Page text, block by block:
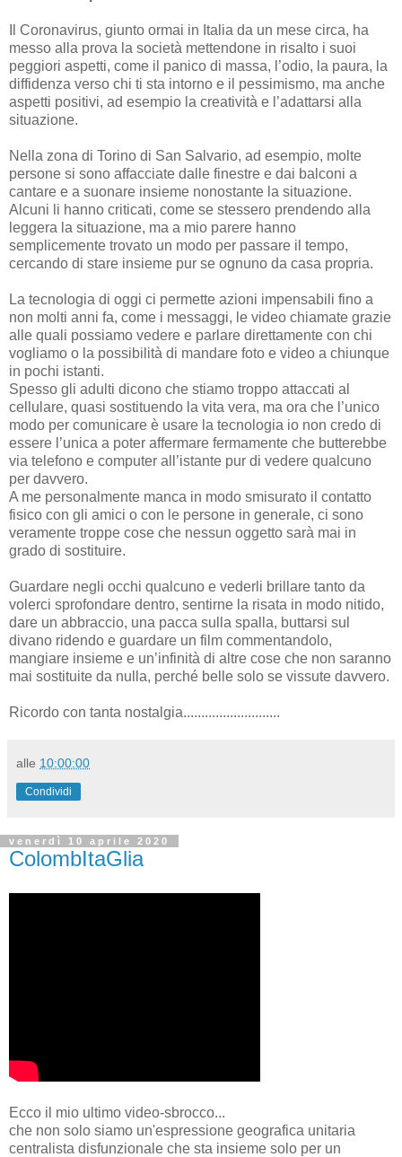
Il Coronavirus, giunto ormai in Italia da un mese circa, ha
messo alla prova la società mettendone in risalto i suoi
peggiori aspetti, come il panico di massa, l’odio, la paura, la
diffidenza verso chi ti sta intorno e il pessimismo, ma anche
aspetti positivi, ad esempio la creatività e l’adattarsi alla
situazione.
Nella zona di Torino di San Salvario, ad esempio, molte
persone si sono affacciate dalle finestre e dai balconi a
cantare e a suonare insieme nonostante la situazione.
Alcuni li hanno criticati, come se stessero prendendo alla
leggera la situazione, ma a mio parere hanno
semplicemente trovato un modo per passare il tempo,
cercando di stare insieme pur se ognuno da casa propria.
La tecnologia di oggi ci permette azioni impensabili fino a
non molti anni fa, come i messaggi, le video chiamate grazie
alle quali possiamo vedere e parlare direttamente con chi
vogliamo o la possibilità di mandare foto e video a chiunque
in pochi istanti.
Spesso gli adulti dicono che stiamo troppo attaccati al
cellulare, quasi sostituendo la vita vera, ma ora che l’unico
modo per comunicare è usare la tecnologia io non credo di
essere l’unica a poter affermare fermamente che butterebbe
via telefono e computer all’istante pur di vedere qualcuno
per davvero.
A me personalmente manca in modo smisurato il contatto
fisico con gli amici o con le persone in generale, ci sono
veramente troppe cose che nessun oggetto sarà mai in
grado di sostituire.
Guardare negli occhi qualcuno e vederli brillare tanto da
volerci sprofondare dentro, sentirne la risata in modo nitido,
dare un abbraccio, una pacca sulla spalla, buttarsi sul
divano ridendo e guardare un film commentandolo,
mangiare insieme e un’infinità di altre cose che non saranno
mai sostituite da nulla, perché belle solo se vissute davvero.
Ricordo con tanta nostalgia...........................
alle 10:00:00
Condividi
venerdì 10 aprile 2020
ColombItaGlia
Ecco il mio ultimo video-sbrocco...
che non solo siamo un'espressione geografica unitaria
centralista disfunzionale che sta insieme solo per un